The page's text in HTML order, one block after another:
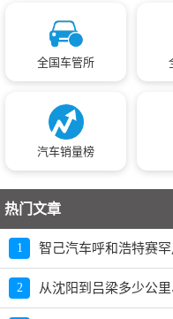
全国车管所
汽车销量榜
热门文章
1
2